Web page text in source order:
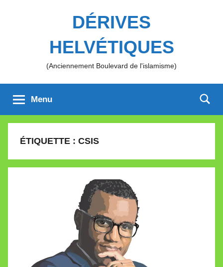
DÉRIVES
HELVÉTIQUES
(Anciennement Boulevard de l'islamisme)
Menu
ÉTIQUETTE : CSIS